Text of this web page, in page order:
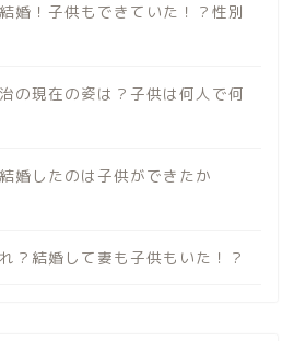
婚！子供もできていた！？性別
の現在の姿は？子供は何人で何
婚したのは子供ができたか
？結婚して妻も子供もいた！？